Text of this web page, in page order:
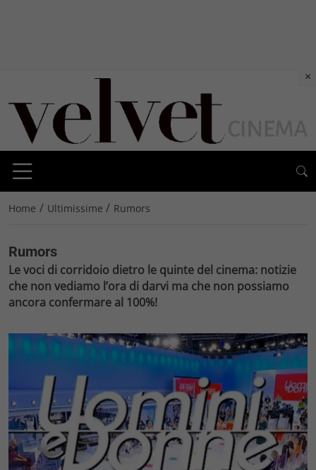
Home / Ultimissime / Rumors
Rumors
Le voci di corridoio dietro le quinte del cinema: notizie
che non vediamo l’ora di darvi ma che non possiamo
ancora confermare al 100%!
×